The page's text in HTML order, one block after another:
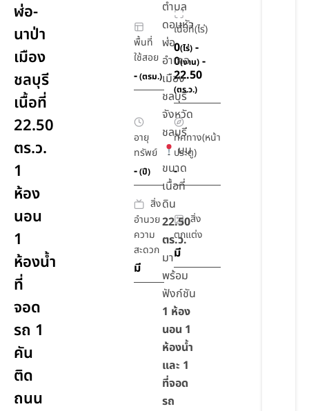
ฬ่อ-
นาป่า
เมือง
ชลบุรี
เนื้อที่
22.50
ตร.ว.
1
ห้อง
นอน
1
ห้องน้ำ
ที่
จอด
รถ 1
คัน
ติด
ถนน
พื้นที่
ใช้สอย
-(ตรม.)
เนื้อที่(ไร่)
0(ไร่) -
0(งาน) -
22.50
(ตร.ว.)
อายุ
ทรัพย์
-(ปี)
ทิศทาง(หน้า
ประตู)
-
สิ่ง
อำนวย
ความ
สะดวก
มี
สิ่ง
ตกแต่ง
มี
ตำบล
ดอนหัว
ฬ่อ
อำเภอ
เมือง
ชลบุรี
จังหวัด
ชลบุรี
บน
ขนาด
เนื้อที่
ดิน
22.50
ตร.ว.
มา
พร้อม
ฟังก์ชัน
1 ห้อง
นอน 1
ห้องน้ำ
และ 1
ที่จอด
รถ